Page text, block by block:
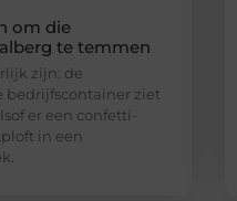
om die
te temmen
zijn: de
bedrijfscontainer ziet
er een confetti-
in een